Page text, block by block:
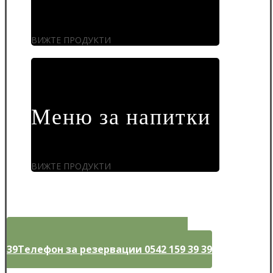
ВИЖТЕ ПРОДУКТИ
Меню за напитки
ВИЖТЕ ПРОДУКТИ
39Телефон за резервации 0542 159 39 39